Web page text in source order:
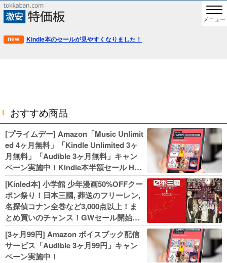
メニュー
Kindle本のセールが見やすくなりました！
おすすめ商品
[プライムデー] Amazon「Music Unlimit
ed 4ヶ月無料」「Kindle Unlimited 3ヶ
月無料」「Audible 3ヶ月無料」キャン
ペーン実施中！Kindle本半額セール HU
NTER×HUNTERなど集英社、無職転生,
幼女戦記などKADOKAWA、キャプテン
翼100円セールも！
[Kinled本] 小学館 少年漫画50%OFFクー
ポン祭り！日本三國, 葬送のフリーレン,
名探偵コナン全巻など3,000点以上！ま
とめ買いのチャンス！GWセール開始！
人気コミック多数 カドカワ祭やIT関連本
がセールに！
[3ヶ月99円] Amazon ボイスブック配信
サービス「Audible 3ヶ月99円」キャン
ペーン実施中！